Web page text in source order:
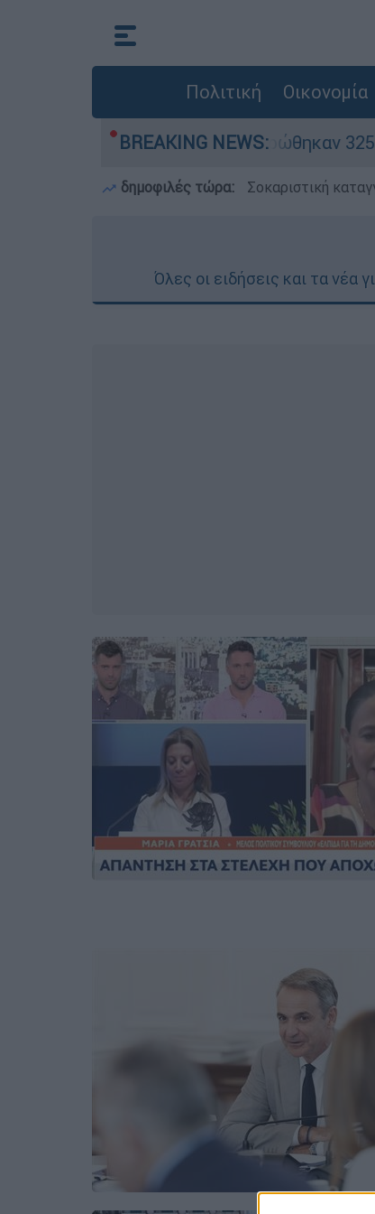
Πολιτική Οικονομία
BREAKING NEWS:
- Ολοκληρώθηκαν 325 αυτοψίες
δημοφιλές τώρα: Σοκαριστική
Όλες οι ειδήσεις και τα νέα